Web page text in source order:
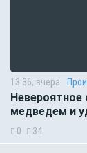
13:36, вчера
Невероятное
медведем и
0 34